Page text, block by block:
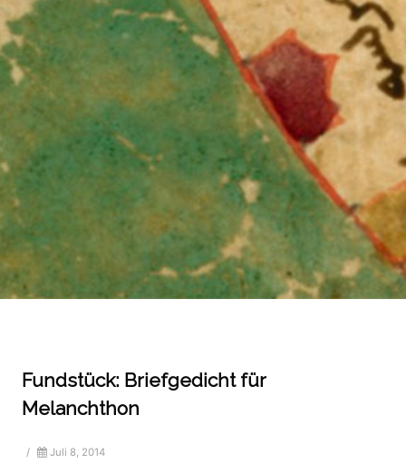
Fundstück: Briefgedicht für
Melanchthon
/ Juli 8, 2014